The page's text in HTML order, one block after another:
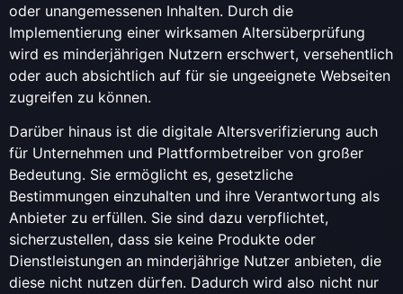
oder unangemessenen Inhalten. Durch die
Implementierung einer wirksamen Altersüberprüfung
wird es minderjährigen Nutzern erschwert, versehentlich
oder auch absichtlich auf für sie ungeeignete Webseiten
zugreifen zu können.
Darüber hinaus ist die digitale Altersverifizierung auch
für Unternehmen und Plattformbetreiber von großer
Bedeutung. Sie ermöglicht es, gesetzliche
Bestimmungen einzuhalten und ihre Verantwortung als
Anbieter zu erfüllen. Sie sind dazu verpflichtet,
sicherzustellen, dass sie keine Produkte oder
Dienstleistungen an minderjährige Nutzer anbieten, die
diese nicht nutzen dürfen. Dadurch wird also nicht nur